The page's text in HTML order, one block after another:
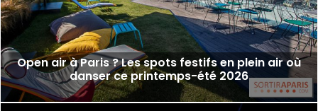
Open air à Paris ? Les spots festifs en plein air où
danser ce printemps-été 2026